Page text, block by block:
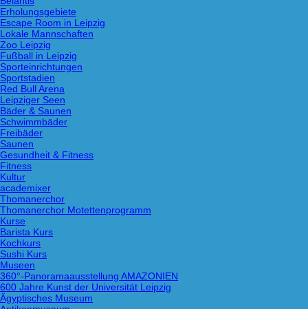
Erholungsgebiete
Escape Room in Leipzig
Lokale Mannschaften
Zoo Leipzig
Fußball in Leipzig
Sporteinrichtungen
Sportstadien
Red Bull Arena
Leipziger Seen
Bäder & Saunen
Schwimmbäder
Freibäder
Saunen
Gesundheit & Fitness
Fitness
Kultur
academixer
Thomanerchor
Thomanerchor Motettenprogramm
Kurse
Barista Kurs
Kochkurs
Sushi Kurs
Museen
360°-Panoramaausstellung AMAZONIEN
600 Jahre Kunst der Universität Leipzig
Ägyptisches Museum